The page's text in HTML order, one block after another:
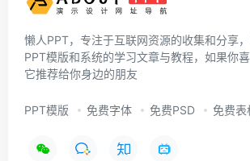
懒人PPT，专注于互联网资源的收集和分享
PPT模版和系统的学习文章与教程，如果你
它推荐给你身边的朋友
PPT模版 免费字体 免费PSD 免费表